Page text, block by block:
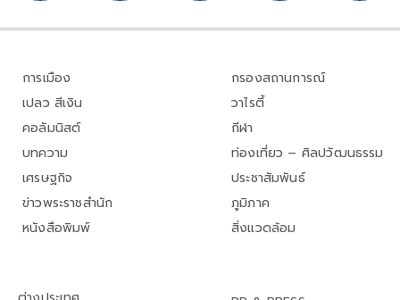
การเมือง
เปลว สีเงิน
คอลัมนิสต์
บทความ
เศรษฐกิจ
ข่าวพระราชสำนัก
หนังสือพิมพ์
กรองสถานการณ์
วาไรตี้
กีฬา
ท่องเที่ยว – ศิลปวัฒนธรรม
ประชาสัมพันธ์
ภูมิภาค
สิ่งแวดล้อม